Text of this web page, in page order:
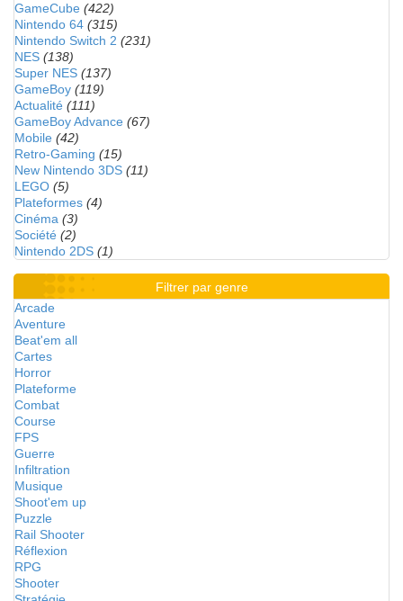
GameCube (422)
Nintendo 64 (315)
Nintendo Switch 2 (231)
NES (138)
Super NES (137)
GameBoy (119)
Actualité (111)
GameBoy Advance (67)
Mobile (42)
Retro-Gaming (15)
New Nintendo 3DS (11)
LEGO (5)
Plateformes (4)
Cinéma (3)
Société (2)
Nintendo 2DS (1)
Filtrer par genre
Arcade
Aventure
Beat'em all
Cartes
Horror
Plateforme
Combat
Course
FPS
Guerre
Infiltration
Musique
Shoot'em up
Puzzle
Rail Shooter
Réflexion
RPG
Shooter